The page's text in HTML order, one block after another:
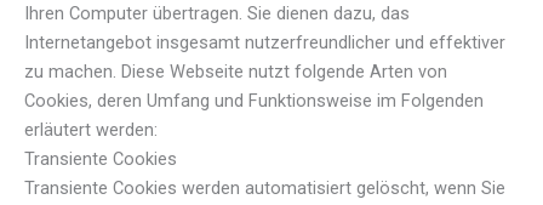
Ihren Computer übertragen. Sie dienen dazu, das
Internetangebot insgesamt nutzerfreundlicher und effektiver
zu machen. Diese Webseite nutzt folgende Arten von
Cookies, deren Umfang und Funktionsweise im Folgenden
erläutert werden:
Transiente Cookies
Transiente Cookies werden automatisiert gelöscht, wenn Sie